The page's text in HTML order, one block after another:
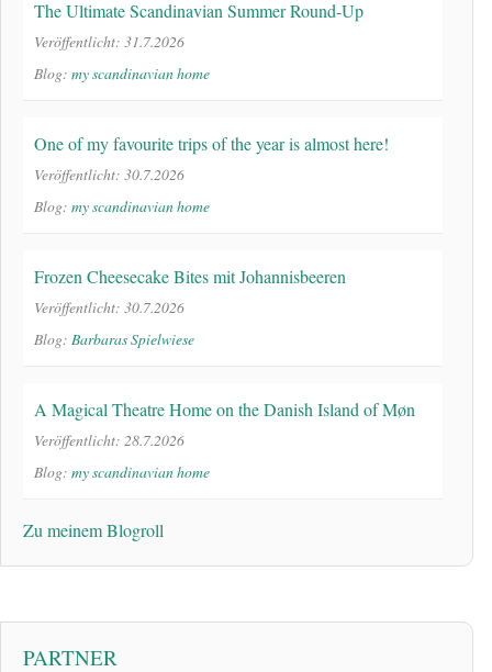
The Ultimate Scandinavian Summer Round-Up
Veröffentlicht: 31.7.2026
Blog: my scandinavian home
One of my favourite trips of the year is almost here!
Veröffentlicht: 30.7.2026
Blog: my scandinavian home
Frozen Cheesecake Bites mit Johannisbeeren
Veröffentlicht: 30.7.2026
Blog: Barbaras Spielwiese
A Magical Theatre Home on the Danish Island of Møn
Veröffentlicht: 28.7.2026
Blog: my scandinavian home
Zu meinem Blogroll
PARTNER